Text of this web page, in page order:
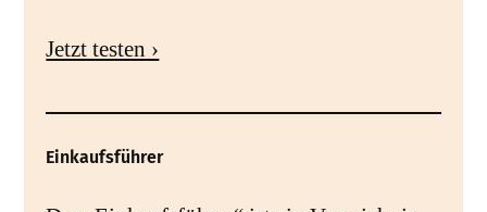
Jetzt testen ›
Einkaufsführer